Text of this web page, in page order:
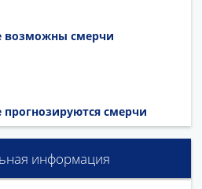
возможны смерчи
прогнозируются смерчи
информация